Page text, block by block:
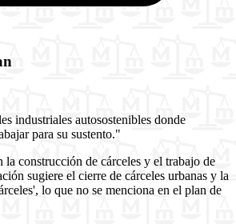
industriales autosostenibles donde
para su sustento."
la construcción de cárceles y el trabajo de
sugiere el cierre de cárceles urbanas y la
lo que no se menciona en el plan de